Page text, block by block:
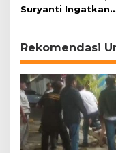
Suryanti Ingatkan
Rekomendasi